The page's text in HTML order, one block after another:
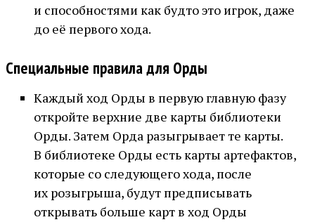
и способностями как будто это игрок, даже
до её первого хода.
Специальные правила для Орды
Каждый ход Орды в первую главную фазу
откройте верхние две карты библиотеки
Орды. Затем Орда разыгрывает те карты.
В библиотеке Орды есть карты артефактов,
которые со следующего хода, после
их розыгрыша, будут предписывать
открывать больше карт в ход Орды